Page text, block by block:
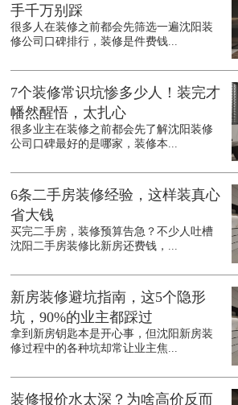
手千万别踩
很多人在装修之前都会先筛选一遍沈阳装
修公司口碑排行，装修是件费钱...
7个装修常识坑惨多少人！装完才
幡然醒悟，太扎心
很多业主在装修之前都会先了解沈阳装修
公司口碑最好的是哪家，装修本...
6条二手房装修经验，这样装真心
省大钱
买完二手房，装修预算告急？不少人吐槽
沈阳二手房装修比新房还费钱，...
新房装修避坑指南，这5个隐形
坑，90%的业主都踩过
拿到新房钥匙本是开心事，但沈阳新房装
修过程中的各种坑却常让业主焦...
装修报价水太深？为啥高价反而